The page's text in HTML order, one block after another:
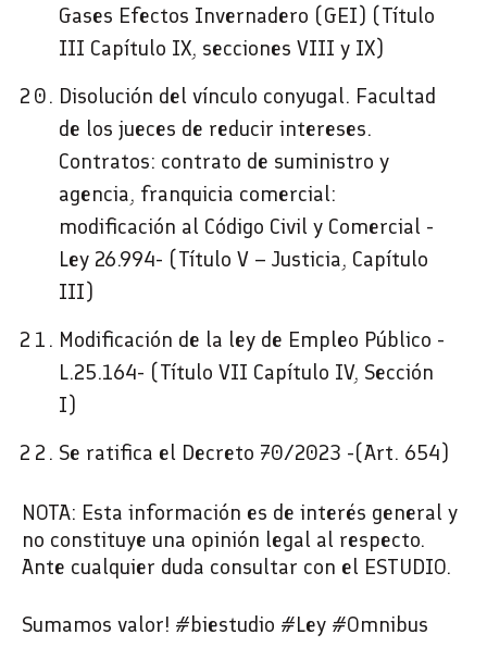
Gases Efectos Invernadero (GEI) (Título
III Capítulo IX, secciones VIII y IX)
Disolución del vínculo conyugal. Facultad
de los jueces de reducir intereses.
Contratos: contrato de suministro y
agencia, franquicia comercial:
modificación al Código Civil y Comercial -
Ley 26.994- (Título V – Justicia, Capítulo
III)
Modificación de la ley de Empleo Público -
L.25.164- (Título VII Capítulo IV, Sección
I)
Se ratifica el Decreto 70/2023 -(Art. 654)
NOTA: Esta información es de interés general y
no constituye una opinión legal al respecto.
Ante cualquier duda consultar con el ESTUDIO.
Sumamos valor! #biestudio #Ley #Omnibus